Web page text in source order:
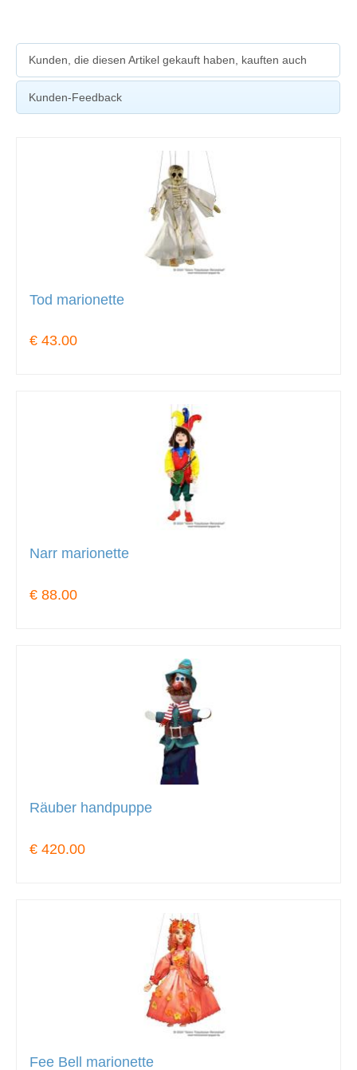
Kunden, die diesen Artikel gekauft haben, kauften auch
Kunden-Feedback
Tod marionette
€ 43.00
Narr marionette
€ 88.00
Räuber handpuppe
€ 420.00
Fee Bell marionette